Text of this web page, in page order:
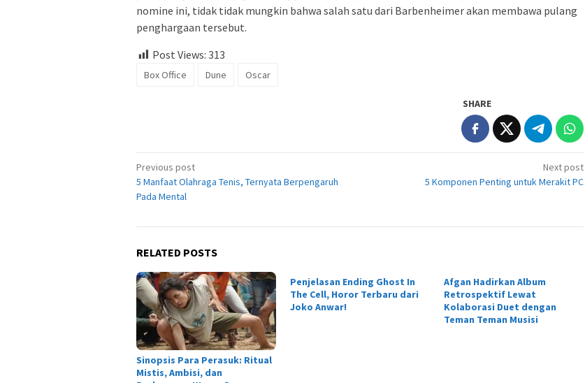
nomine ini, tidak tidak mungkin bahwa salah satu dari Barbenheimer akan membawa pulang
penghargaan tersebut.
Post Views: 313
Box Office Dune Oscar
SHARE
Post
navigation
Previous post
5 Manfaat Olahraga Tenis, Ternyata Berpengaruh
Pada Mental
Next post
5 Komponen Penting untuk Merakit PC
RELATED POSTS
Sinopsis Para Perasuk: Ritual
Mistis, Ambisi, dan
Penjelasan Ending Ghost In
The Cell, Horor Terbaru dari
Joko Anwar!
Afgan Hadirkan Album
Retrospektif Lewat
Kolaborasi Duet dengan
Teman Teman Musisi